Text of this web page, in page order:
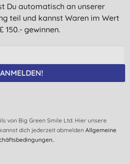
Du automatisch an unserer
teil und kannst Waren im Wert
150.- gewinnen.
ANMELDEN!
von Big Green Smile Ltd. Hier unsere
dich jederzeit abmelden Allgemeine
.